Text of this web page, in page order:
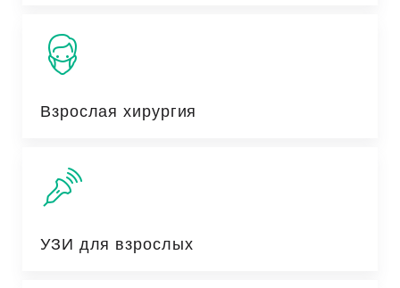
Взрослая хирургия
УЗИ для взрослых